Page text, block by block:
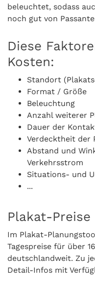
beleuchtet, sodass
noch gut von
Diese
Kosten:
Standort
Format / Größe
Beleuchtung
Anzahl weiterer
Dauer der
Verdecktheit der
Abstand und
Verkehrsstrom
Situations- und
...
Plakat-Preise
Im Plakat-
Tagespreise für über
deutschlandweit. Zu
Detail-Infos mit